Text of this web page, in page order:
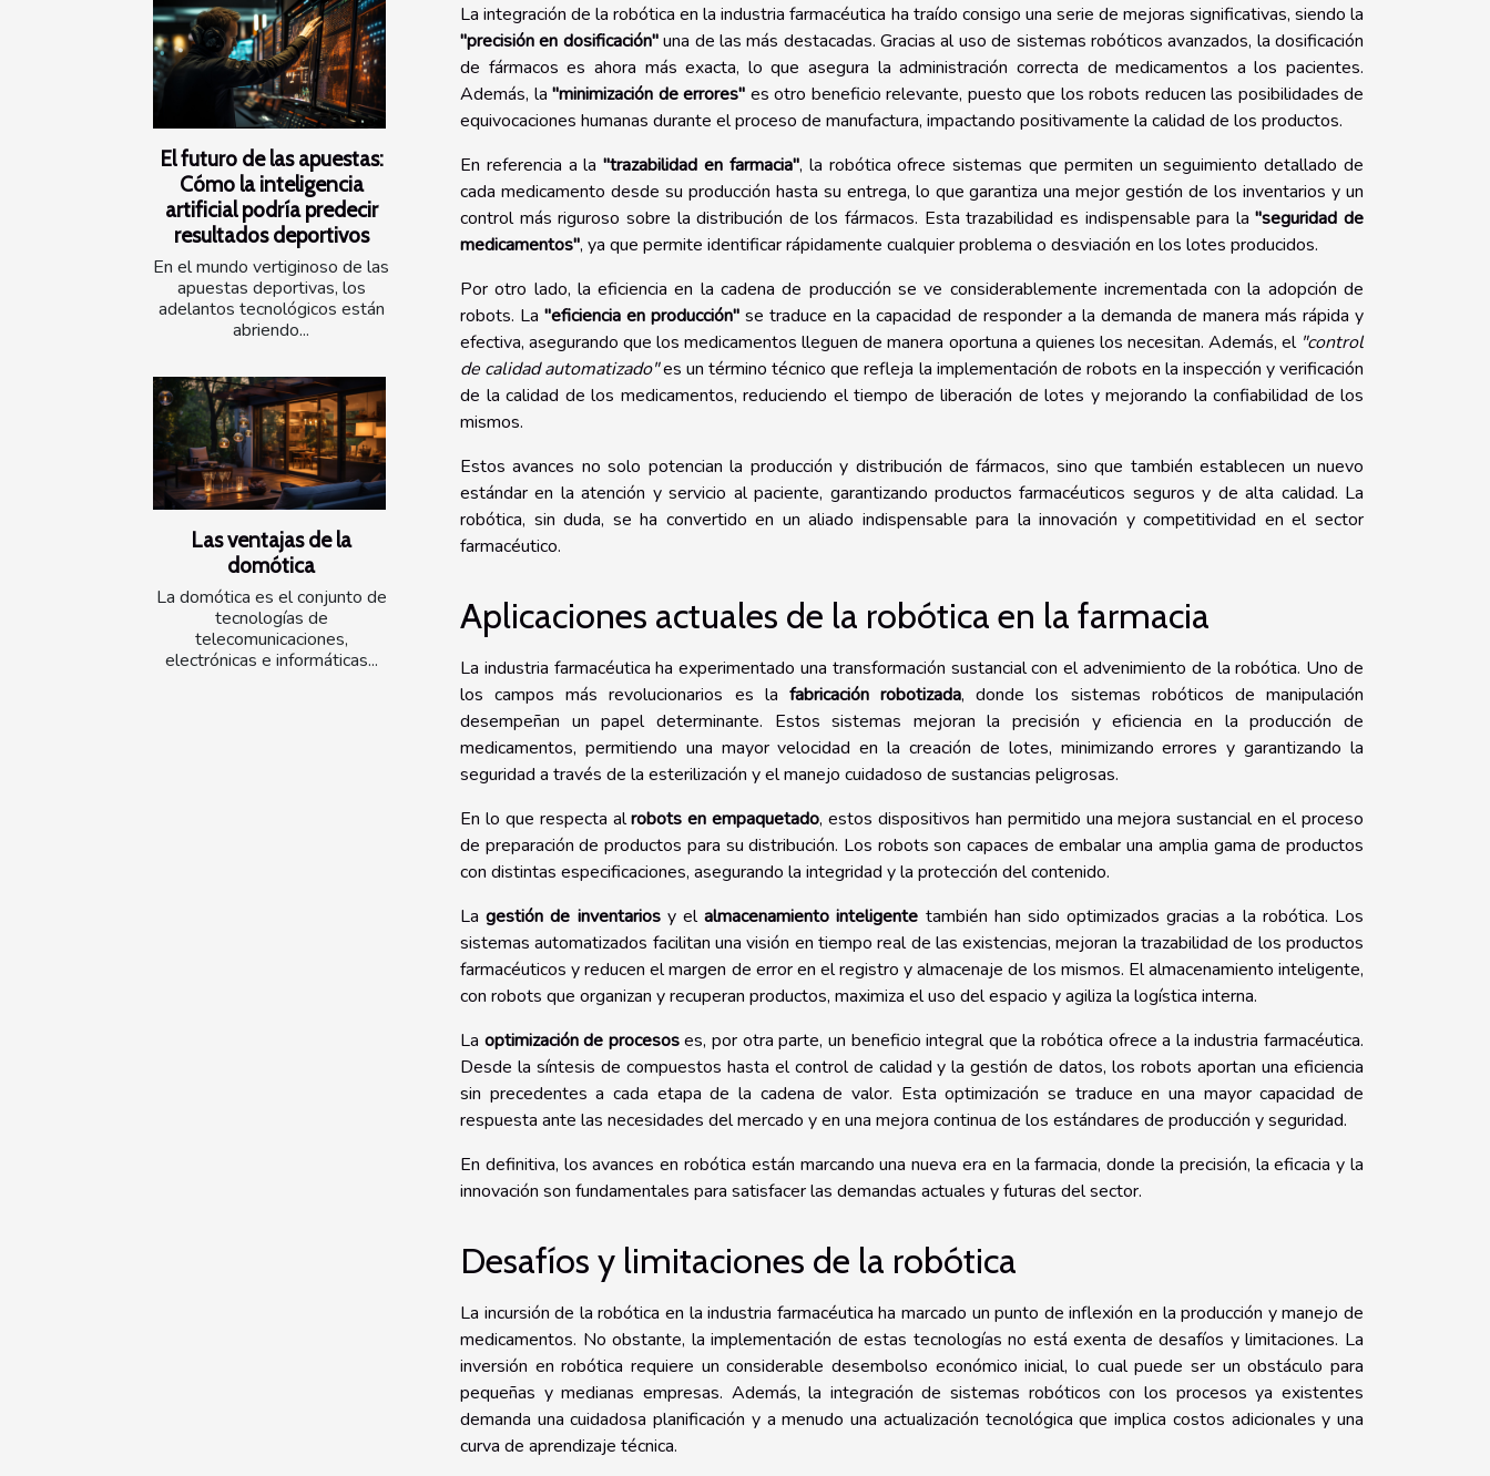
El futuro de las apuestas:
Cómo la inteligencia
artificial podría predecir
resultados deportivos
En el mundo vertiginoso de las
apuestas deportivas, los
adelantos tecnológicos están
abriendo...
Las ventajas de la
domótica
La domótica es el conjunto de
tecnologías de
telecomunicaciones,
electrónicas e informáticas...
La integración de la robótica en la industria farmacéutica ha traído consigo una serie de mejoras significativas, siendo la
"precisión en dosificación"una de las más destacadas. Gracias al uso de sistemas robóticos avanzados, la dosificación
de fármacos es ahora más exacta, lo que asegura la administración correcta de medicamentos a los pacientes.
Además, la "minimización de errores" es otro beneficio relevante, puesto que los robots reducen las posibilidades de
equivocaciones humanas durante el proceso de manufactura, impactando positivamente la calidad de los productos.
En referencia a la"trazabilidad en farmacia", la robótica ofrece sistemas que permiten un seguimiento detallado de
cada medicamento desde su producción hasta su entrega, lo que garantiza una mejor gestión de los inventarios y un
control más riguroso sobre la distribución de los fármacos. Esta trazabilidad es indispensable para la"seguridad de
medicamentos", ya que permite identificar rápidamente cualquier problema o desviación en los lotes producidos.
Por otro lado, la eficiencia en la cadena de producción se ve considerablemente incrementada con la adopción de
robots. La"eficiencia en producción" se traduce en la capacidad de responder a la demanda de manera más rápida y
efectiva, asegurando que los medicamentos lleguen de manera oportuna a quienes los necesitan. Además, el "control
de calidad automatizado"es un término técnico que refleja la implementación de robots en la inspección y verificación
de la calidad de los medicamentos, reduciendo el tiempo de liberación de lotes y mejorando la confiabilidad de los
mismos.
Estos avances no solo potencian la producción y distribución de fármacos, sino que también establecen un nuevo
estándar en la atención y servicio al paciente, garantizando productos farmacéuticos seguros y de alta calidad. La
robótica, sin duda, se ha convertido en un aliado indispensable para la innovación y competitividad en el sector
farmacéutico.
Aplicaciones actuales de la robótica en la farmacia
La industria farmacéutica ha experimentado una transformación sustancial con el advenimiento de la robótica. Uno de
los campos más revolucionarios es la fabricación robotizada, donde los sistemas robóticos de manipulación
desempeñan un papel determinante. Estos sistemas mejoran la precisión y eficiencia en la producción de
medicamentos, permitiendo una mayor velocidad en la creación de lotes, minimizando errores y garantizando la
seguridad a través de la esterilización y el manejo cuidadoso de sustancias peligrosas.
En lo que respecta alrobots en empaquetado, estos dispositivos han permitido una mejora sustancial en el proceso
de preparación de productos para su distribución. Los robots son capaces de embalar una amplia gama de productos
con distintas especificaciones, asegurando la integridad y la protección del contenido.
Lagestión de inventariosy elalmacenamiento inteligente también han sido optimizados gracias a la robótica. Los
sistemas automatizados facilitan una visión en tiempo real de las existencias, mejoran la trazabilidad de los productos
farmacéuticos y reducen el margen de error en el registro y almacenaje de los mismos. El almacenamiento inteligente,
con robots que organizan y recuperan productos, maximiza el uso del espacio y agiliza la logística interna.
La optimización de procesoses, por otra parte, un beneficio integral que la robótica ofrece a la industria farmacéutica.
Desde la síntesis de compuestos hasta el control de calidad y la gestión de datos, los robots aportan una eficiencia
sin precedentes a cada etapa de la cadena de valor. Esta optimización se traduce en una mayor capacidad de
respuesta ante las necesidades del mercado y en una mejora continua de los estándares de producción y seguridad.
En definitiva, los avances en robótica están marcando una nueva era en la farmacia, donde la precisión, la eficacia y la
innovación son fundamentales para satisfacer las demandas actuales y futuras del sector.
Desafíos y limitaciones de la robótica
La incursión de la robótica en la industria farmacéutica ha marcado un punto de inflexión en la producción y manejo de
medicamentos. No obstante, la implementación de estas tecnologías no está exenta de desafíos y limitaciones. La
inversión en robótica requiere un considerable desembolso económico inicial, lo cual puede ser un obstáculo para
pequeñas y medianas empresas. Además, la integración de sistemas robóticos con los procesos ya existentes
demanda una cuidadosa planificación y a menudo una actualización tecnológica que implica costos adicionales y una
curva de aprendizaje técnica.